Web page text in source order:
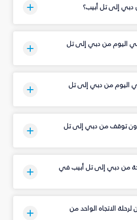
دبي إلى تل أبيب؟
اليوم من دبي إلى تل
اليوم من دبي إلى تل
توقف من دبي إلى تل
من دبي إلى تل أبيب في
لرحلة الاتجاه الواحد من